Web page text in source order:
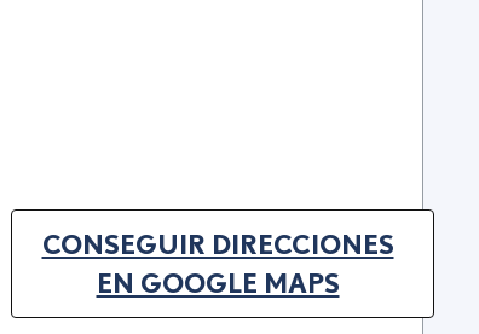
CONSEGUIR DIRECCIONES
EN GOOGLE MAPS(OPENS IN NEW TAB)